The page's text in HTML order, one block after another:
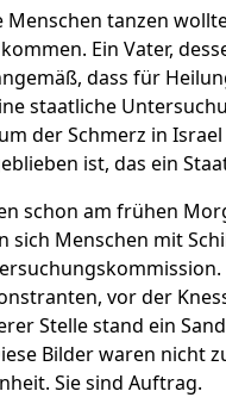
tanzen
Ein Vater,
dass für
staatliche
der Schmerz in
ist, das ein
schon am frühen
sich Menschen mit
vor der
Stelle stand ein
Bilder waren nicht
Sie sind Auftrag.